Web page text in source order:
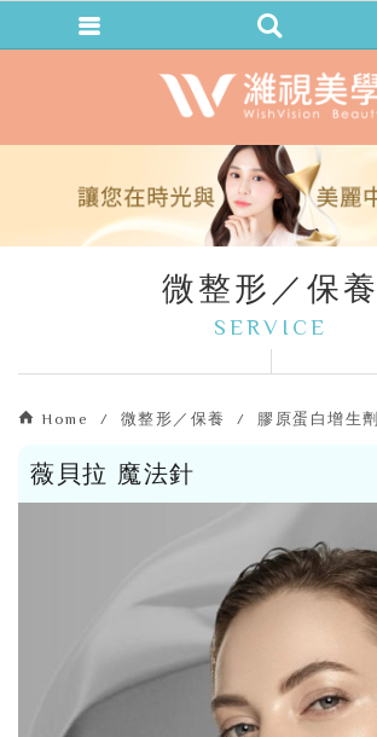
微整形／保養
SERVICE
Home 微整形／保養 膠原蛋白增生劑
薇貝拉 魔法針